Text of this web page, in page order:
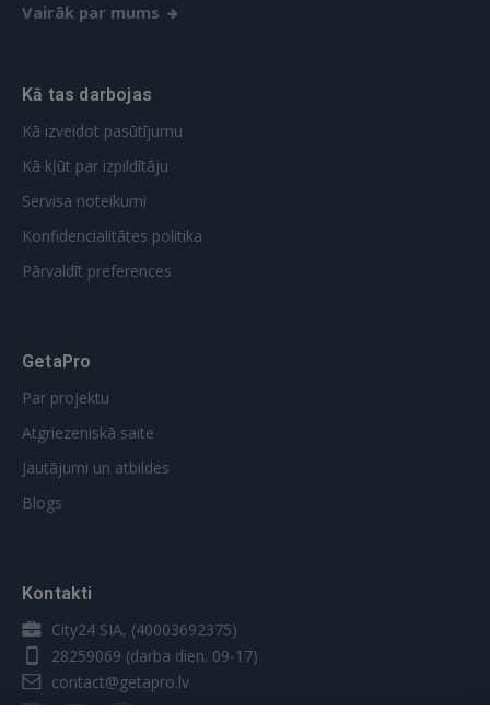
Vairāk par mums
Kā tas darbojas
Kā izveidot pasūtījumu
Kā kļūt par izpildītāju
Servisa noteikumi
Konfidencialitātes politika
Pārvaldīt preferences
GetaPro
Par projektu
Atgriezeniskā saite
Jautājumi un atbildes
Blogs
Kontakti
City24 SIA, (40003692375)
28259069 (darba dien. 09-17)
contact@getapro.lv